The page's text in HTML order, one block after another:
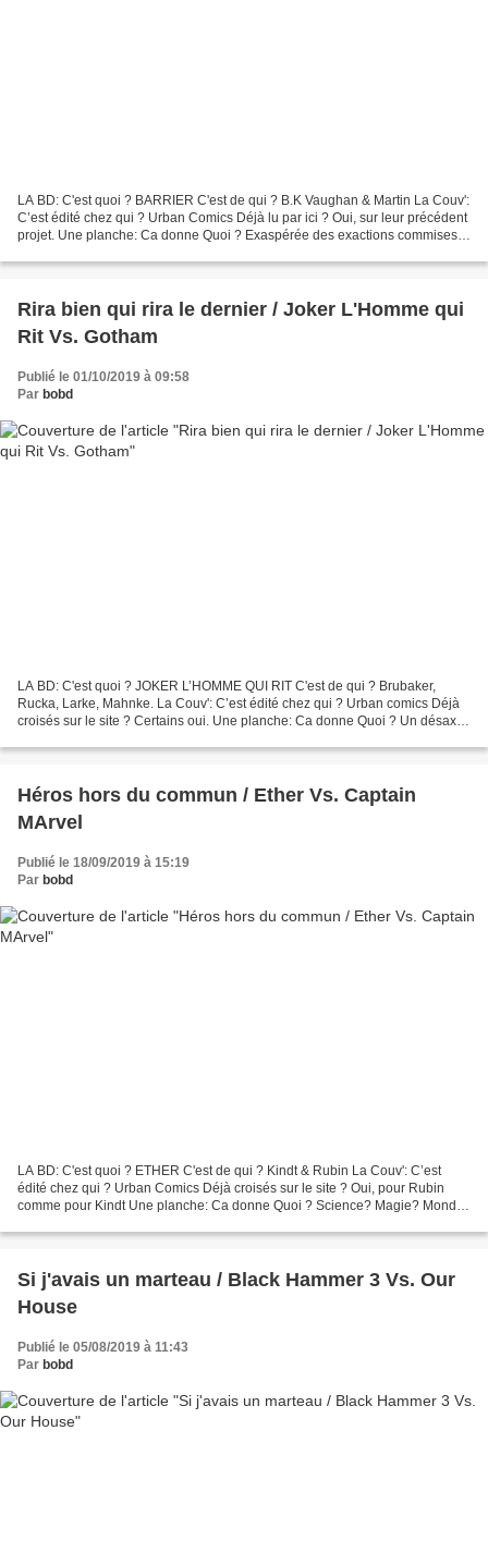
LA BD: C'est quoi ? BARRIER C'est de qui ? B.K Vaughan & Martin La Couv':
C’est édité chez qui ? Urban Comics Déjà lu par ici ? Oui, sur leur précédent
projet. Une planche: Ca donne Quoi ? Exaspérée des exactions commises
Rira bien qui rira le dernier / Joker L'Homme qui
Rit Vs. Gotham
Publié le 01/10/2019 à 09:58
Par bobd
LA BD: C'est quoi ? JOKER L’HOMME QUI RIT C'est de qui ? Brubaker,
Rucka, Larke, Mahnke. La Couv': C’est édité chez qui ? Urban comics Déjà
croisés sur le site ? Certains oui. Une planche: Ca donne Quoi ? Un désaxé
Héros hors du commun / Ether Vs. Captain
MArvel
Publié le 18/09/2019 à 15:19
Par bobd
LA BD: C'est quoi ? ETHER C'est de qui ? Kindt & Rubin La Couv': C’est
édité chez qui ? Urban Comics Déjà croisés sur le site ? Oui, pour Rubin
comme pour Kindt Une planche: Ca donne Quoi ? Science? Magie? Monde
Si j'avais un marteau / Black Hammer 3 Vs. Our
House
Publié le 05/08/2019 à 11:43
Par bobd